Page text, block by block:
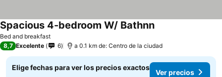
Bed and breakfast
Spacious 4-bedroom W/ BathnnVer precios
8,7 Excelente 6 a 0.1 km de: Centro de la ciudad
Elige fechas para ver los precios exactos
Ver precios